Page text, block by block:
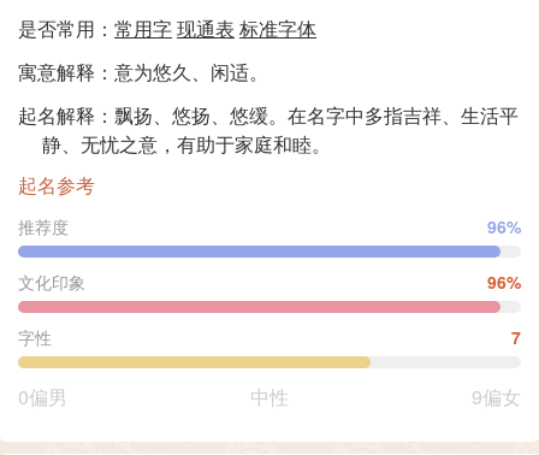
是否常用： 常用字现通表 标准字体
寓意解释：意为悠久、闲适。
起名解释：飘扬、悠扬、悠缓。在名字中多指吉祥、生活平
静、无忧之意，有助于家庭和睦。
起名参考
推荐度 96%
文化印象 96%
字性 7
0偏男 中性 9偏女